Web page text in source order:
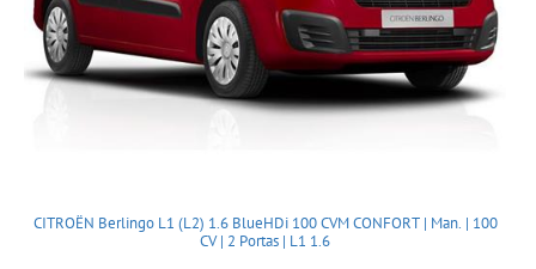
CITROËN Berlingo L1 (L2) 1.6 BlueHDi 100 CVM CONFORT | Man. | 100
CV | 2 Portas | L1 1.6